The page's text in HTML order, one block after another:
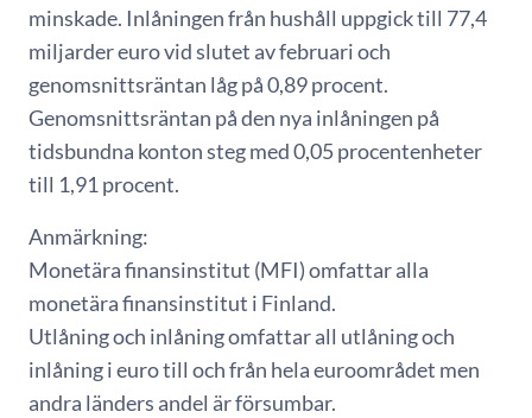
minskade. Inlåningen från hushåll uppgick till 77,4
miljarder euro vid slutet av februari och
genomsnittsräntan låg på 0,89 procent.
Genomsnittsräntan på den nya inlåningen på
tidsbundna konton steg med 0,05 procentenheter
till 1,91 procent.
Anmärkning:
Monetära finansinstitut (MFI) omfattar alla
monetära finansinstitut i Finland.
Utlåning och inlåning omfattar all utlåning och
inlåning i euro till och från hela euroområdet men
andra länders andel är försumbar.